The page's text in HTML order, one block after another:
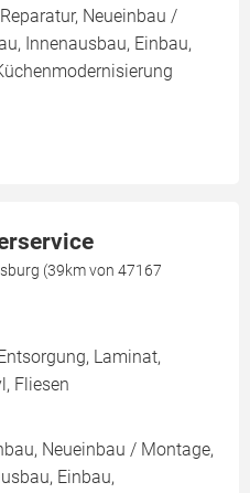
Neueinbau /
Innenausbau, Einbau,
(39km von 47167
Laminat,
Fliesen
Neueinbau / Montage,
Einbau,